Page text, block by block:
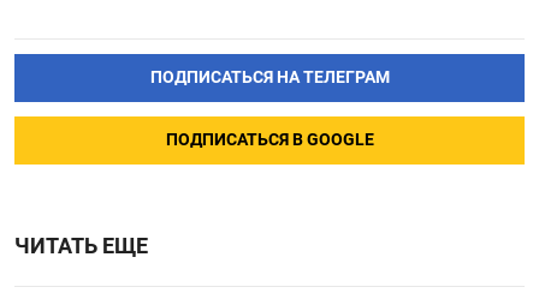
ПОДПИСАТЬСЯ НА ТЕЛЕГРАМ
ПОДПИСАТЬСЯ В GOOGLE
ЧИТАТЬ ЕЩЕ